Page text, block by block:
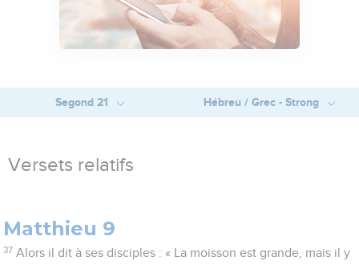
Segond 21 Hébreu / Grec - Strong
Versets relatifs
Matthieu 9
37 Alors il dit à ses disciples : « La moisson est grande, mais il y